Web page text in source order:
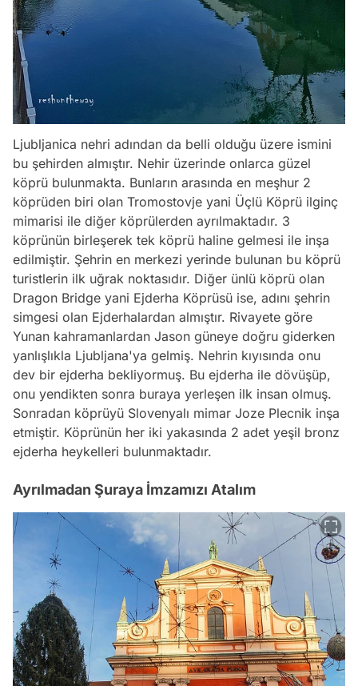
Ljubljanica nehri adından da belli olduğu üzere ismini
bu şehirden almıştır. Nehir üzerinde onlarca güzel
köprü bulunmakta. Bunların arasında en meşhur 2
köprüden biri olan Tromostovje yani Üçlü Köprü ilginç
mimarisi ile diğer köprülerden ayrılmaktadır. 3
köprünün birleşerek tek köprü haline gelmesi ile inşa
edilmiştir. Şehrin en merkezi yerinde bulunan bu köprü
turistlerin ilk uğrak noktasıdır. Diğer ünlü köprü olan
Dragon Bridge yani Ejderha Köprüsü ise, adını şehrin
simgesi olan Ejderhalardan almıştır. Rivayete göre
Yunan kahramanlardan Jason güneye doğru giderken
yanlışlıkla Ljubljana'ya gelmiş. Nehrin kıyısında onu
dev bir ejderha bekliyormuş. Bu ejderha ile dövüşüp,
onu yendikten sonra buraya yerleşen ilk insan olmuş.
Sonradan köprüyü Slovenyalı mimar Joze Plecnik inşa
etmiştir. Köprünün her iki yakasında 2 adet yeşil bronz
ejderha heykelleri bulunmaktadır.
Ayrılmadan Şuraya İmzamızı Atalım